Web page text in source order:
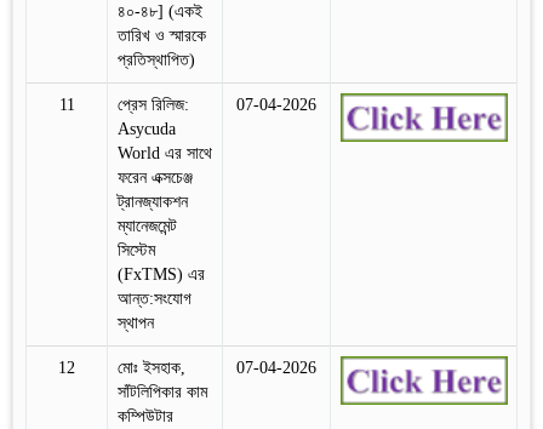
৪০-৪৮] (একই
তারিখ ও স্মারকে
প্রতিস্থাপিত)
11
প্রেস রিলিজ:
Asycuda
World এর সাথে
ফরেন এক্সচেঞ্জ
ট্রানজ্যাকশন
ম্যানেজমেন্ট
সিস্টেম
(FxTMS) এর
আন্ত:সংযোগ
স্থাপন
07-04-2026
12
মোঃ ইসহাক,
সাঁটলিপিকার কাম
কম্পিউটার
07-04-2026